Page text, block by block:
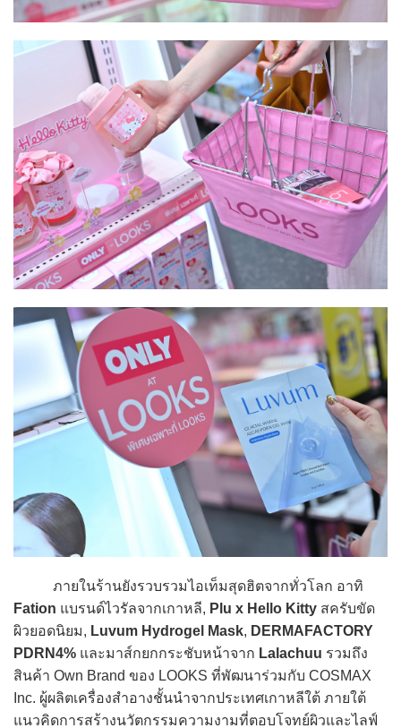
ภายในร้านยังรวบรวมไอเท็มสุดฮิตจากทั่วโลก อาทิ
Fation แบรนด์ไวรัลจากเกาหลี, Plu x Hello Kitty สครับขัด
ผิวยอดนิยม, Luvum Hydrogel Mask, DERMAFACTORY
PDRN4% และมาส์กยกกระชับหน้าจาก Lalachuu รวมถึง
สินค้า Own Brand ของ LOOKS ที่พัฒนาร่วมกับ COSMAX
Inc. ผู้ผลิตเครื่องสำอางชั้นนำจากประเทศเกาหลีใต้ ภายใต้
แนวคิดการสร้างนวัตกรรมความงามที่ตอบโจทย์ผิวและไลฟ์